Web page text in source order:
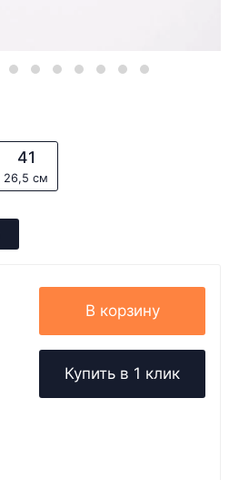
41
26,5 см
В корзину
Купить в 1 клик